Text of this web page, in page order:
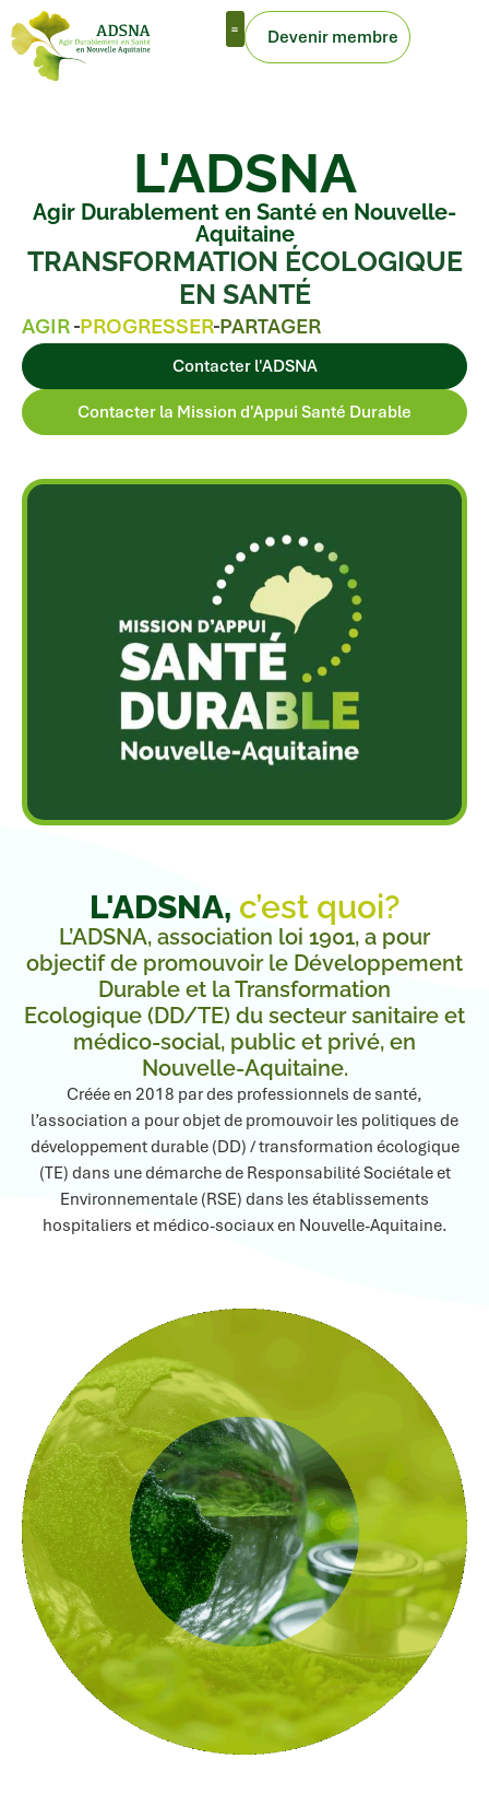
Devenir membre
L'ADSNA
Agir Durablement en Santé en Nouvelle-
Aquitaine
TRANSFORMATION ÉCOLOGIQUE
EN SANTÉ
AGIR PROGRESSER PARTAGER
Contacter l'ADSNA
Contacter la Mission d'Appui Santé Durable
L'ADSNA, c’est quoi?
L’ADSNA, association loi 1901, a pour
objectif de promouvoir le Développement
Durable et la Transformation
Ecologique (DD/TE) du secteur sanitaire et
médico-social, public et privé, en
Nouvelle-Aquitaine.
Créée en 2018 par des professionnels de santé,
l’association a pour objet de promouvoir les politiques de
développement durable (DD) / transformation écologique
(TE) dans une démarche de Responsabilité Sociétale et
Environnementale (RSE) dans les établissements
hospitaliers et médico-sociaux en Nouvelle-Aquitaine.